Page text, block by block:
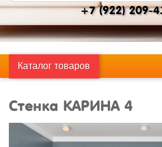
+7 (922) 209-
Каталог товаров
Стенка КАРИНА 4